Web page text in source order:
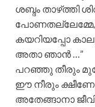
ശബ്ദം താഴ്‌ത്തി
കയറിയപ്പോ കാലു
അതാ ഞാൻ …”
പറഞ്ഞു തീരും
ഈ നീരും
അതേങ്ങാനാ